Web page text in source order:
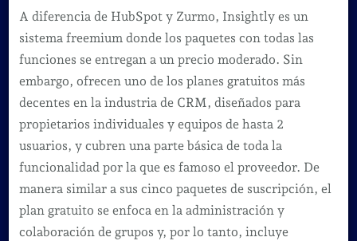
A diferencia de HubSpot y Zurmo, Insightly es un
sistema freemium donde los paquetes con todas las
funciones se entregan a un precio moderado. Sin
embargo, ofrecen uno de los planes gratuitos más
decentes en la industria de CRM, diseñados para
propietarios individuales y equipos de hasta 2
usuarios, y cubren una parte básica de toda la
funcionalidad por la que es famoso el proveedor. De
manera similar a sus cinco paquetes de suscripción, el
plan gratuito se enfoca en la administración y
colaboración de grupos y, por lo tanto, incluye